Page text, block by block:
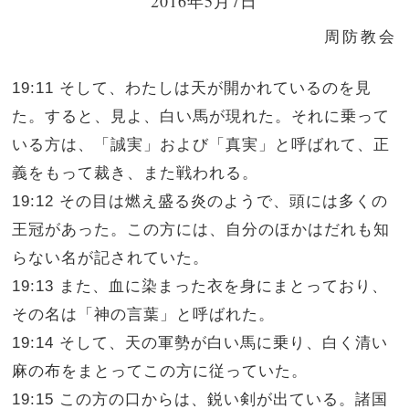
周防教会
19:11 そして、わたしは天が開かれているのを見
た。すると、見よ、白い馬が現れた。それに乗って
いる方は、「誠実」および「真実」と呼ばれて、正
義をもって裁き、また戦われる。
19:12 その目は燃え盛る炎のようで、頭には多くの
王冠があった。この方には、自分のほかはだれも知
らない名が記されていた。
19:13 また、血に染まった衣を身にまとっており、
その名は「神の言葉」と呼ばれた。
19:14 そして、天の軍勢が白い馬に乗り、白く清い
麻の布をまとってこの方に従っていた。
19:15 この方の口からは、鋭い剣が出ている。諸国